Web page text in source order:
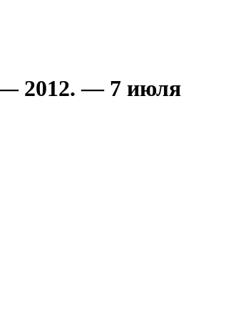
— 2012. — 7 июля